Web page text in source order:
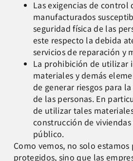
Las exigencias de
manufacturados
seguridad física de las
este respecto la debida
servicios de reparación y
La prohibición de utilizar
materiales y demás
de generar riesgos para
de las personas. En
de utilizar tales
construcción de
público.
Como vemos, no solo
protegidos, sino que las